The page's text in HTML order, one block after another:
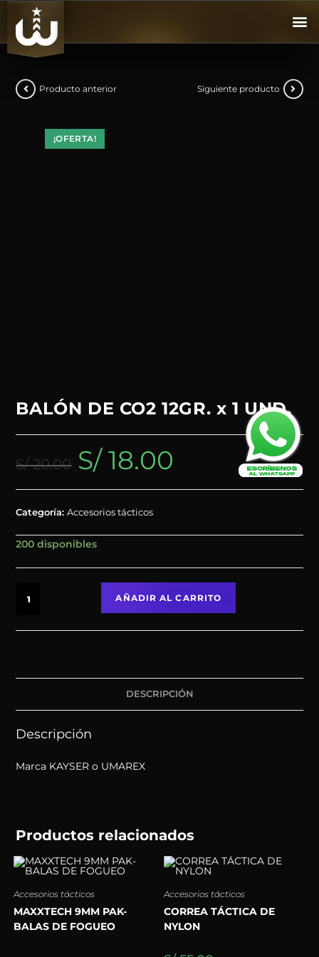
¡OFERTA!
Producto anterior Siguiente producto
BALÓN DE CO2 12GR. x 1 UND.
S/20.00 S/18.00
Categoría:Accesorios tácticos
200 disponibles
AÑADIR AL CARRITO
DESCRIPCIÓN
Descripción
Marca KAYSER o UMAREX
Productos relacionados
Accesorios tácticos
MAXXTECH 9MM PAK-
BALAS DE FOGUEO
Accesorios tácticos
CORREA TÁCTICA DE
NYLON